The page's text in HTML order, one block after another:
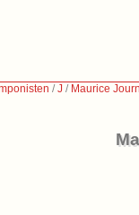
/J / Maurice